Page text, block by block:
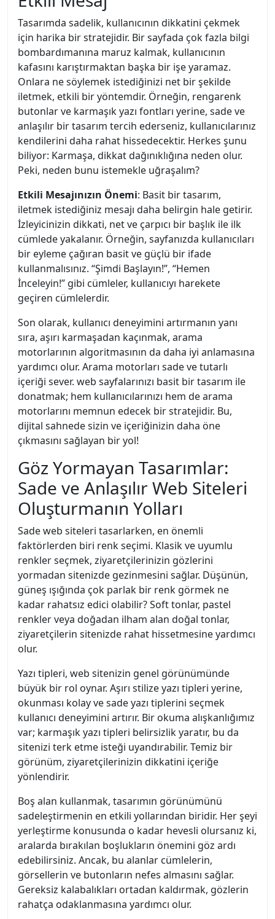
Tasarımda sadelik, kullanıcının dikkatini çekmek
için harika bir stratejidir. Bir sayfada çok fazla bilgi
bombardımanına maruz kalmak, kullanıcının
kafasını karıştırmaktan başka bir işe yaramaz.
Onlara ne söylemek istediğinizi net bir şekilde
iletmek, etkili bir yöntemdir. Örneğin, rengarenk
butonlar ve karmaşık yazı fontları yerine, sade ve
anlaşılır bir tasarım tercih ederseniz, kullanıcılarınız
kendilerini daha rahat hissedecektir. Herkes şunu
biliyor: Karmaşa, dikkat dağınıklığına neden olur.
Peki, neden bunu istemekle uğraşalım?
Etkili Mesajınızın Önemi: Basit bir tasarım,
iletmek istediğiniz mesajı daha belirgin hale getirir.
İzleyicinizin dikkati, net ve çarpıcı bir başlık ile ilk
cümlede yakalanır. Örneğin, sayfanızda kullanıcıları
bir eyleme çağıran basit ve güçlü bir ifade
kullanmalısınız. “Şimdi Başlayın!”, “Hemen
İnceleyin!” gibi cümleler, kullanıcıyı harekete
geçiren cümlelerdir.
Son olarak, kullanıcı deneyimini artırmanın yanı
sıra, aşırı karmaşadan kaçınmak, arama
motorlarının algoritmasının da daha iyi anlamasına
yardımcı olur. Arama motorları sade ve tutarlı
içeriği sever. web sayfalarınızı basit bir tasarım ile
donatmak; hem kullanıcılarınızı hem de arama
motorlarını memnun edecek bir stratejidir. Bu,
dijital sahnede sizin ve içeriğinizin daha öne
çıkmasını sağlayan bir yol!
Göz Yormayan Tasarımlar:
Sade ve Anlaşılır Web Siteleri
Oluşturmanın Yolları
Sade web siteleri tasarlarken, en önemli
faktörlerden biri renk seçimi. Klasik ve uyumlu
renkler seçmek, ziyaretçilerinizin gözlerini
yormadan sitenizde gezinmesini sağlar. Düşünün,
güneş ışığında çok parlak bir renk görmek ne
kadar rahatsız edici olabilir? Soft tonlar, pastel
renkler veya doğadan ilham alan doğal tonlar,
ziyaretçilerin sitenizde rahat hissetmesine yardımcı
olur.
Yazı tipleri, web sitenizin genel görünümünde
büyük bir rol oynar. Aşırı stilize yazı tipleri yerine,
okunması kolay ve sade yazı tiplerini seçmek
kullanıcı deneyimini artırır. Bir okuma alışkanlığımız
var; karmaşık yazı tipleri belirsizlik yaratır, bu da
sitenizi terk etme isteği uyandırabilir. Temiz bir
görünüm, ziyaretçilerinizin dikkatini içeriğe
yönlendirir.
Boş alan kullanmak, tasarımın görünümünü
sadeleştirmenin en etkili yollarından biridir. Her şeyi
yerleştirme konusunda o kadar hevesli olursanız ki,
aralarda bırakılan boşlukların önemini göz ardı
edebilirsiniz. Ancak, bu alanlar cümlelerin,
görsellerin ve butonların nefes almasını sağlar.
Gereksiz kalabalıkları ortadan kaldırmak, gözlerin
rahatça odaklanmasına yardımcı olur.